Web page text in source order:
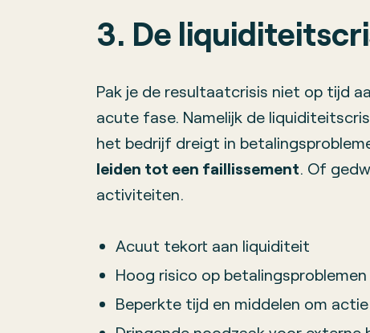
3. De
Pak je de resultaatcrisis niet op tijd
acute fase. Namelijk de
het bedrijf dreigt in
leiden tot een faillissement. Of
activiteiten.
Acuut tekort aan liquiditeit
Hoog risico op betalingsproblemen
Beperkte tijd en middelen om